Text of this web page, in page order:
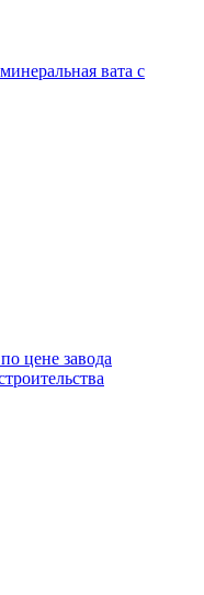
вата с
цене завода